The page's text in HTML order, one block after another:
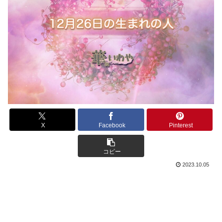
X Facebook Pinterest
コピー
2023.10.05